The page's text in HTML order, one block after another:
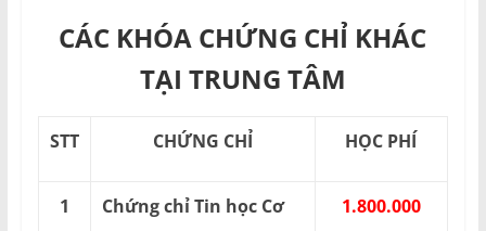
CÁC KHÓA CHỨNG CHỈ KHÁC
TẠI TRUNG TÂM
STT CHỨNG CHỈ HỌC PHÍ
1
Chứng chỉ Tin học Cơ
1.800.000